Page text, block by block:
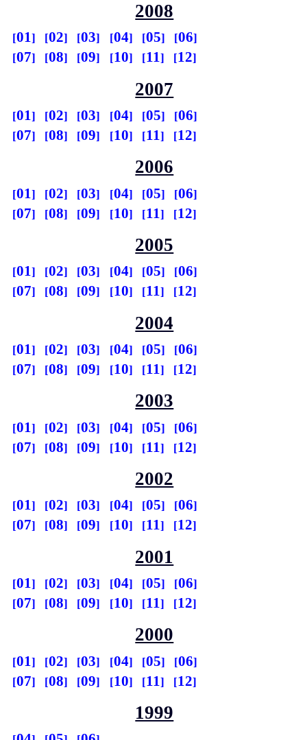
2008
01 02 03 04 05
06
07
08 09 10 11 12
2007
01 02 03 04 05
06
07
08 09 10 11 12
2006
01 02 03 04 05
06
07
08 09 10 11 12
2005
01 02 03 04 05
06
07
08 09 10 11 12
2004
01 02 03 04 05
06
07
08 09 10 11 12
2003
01 02 03 04 05
06
07
08 09 10 11 12
2002
01 02 03 04 05
06
07
08 09 10 11 12
2001
01 02 03 04 05
06
07
08 09 10 11 12
2000
01 02 03 04 05
06
07
08 09 10 11 12
1999